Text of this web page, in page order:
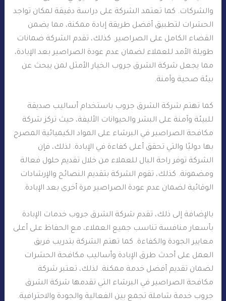
والشركات. كما تعتمد الشركة على دراسة دقيقة لمكان تواجد
الحشرات لتطبيق أفضل طريقة إبادة ممكنة، مما يضمن
القضاء الكامل على الصراصير. كذلك، تقدم الشركة ضمانات
طويلة الأمد للعملاء لضمان عدم عودة الصراصير بعد الإبادة،
مما يجعل شركة الشرق جروب الخيار الأمثل لمن يبحث عن
بيئة صحية وآمنة.
كما تهتم شركة الشرق جروب باستخدام أساليب صديقة
للبيئة وآمنة على البشر والحيوانات الأليفة، حيث تركز شركة
مكافحة الصراصير في البرشاء على المواد الكيميائية المصرح
بها دوليًا والتي تحقق أعلى كفاءة في الإبادة. لذلك، فإن
الشركة توفر راحة البال للعملاء من خلال تقديم حلول فعالة
ومضمونة. كذلك، تقوم الشركة بتقديم النصائح والإرشادات
الوقائية لضمان عدم عودة الصراصير مرة أخرى بعد الإبادة.
بالإضافة إلى ذلك، تقدم شركة الشرق جروب خدمات الإبادة
بأسعار منافسة تناسب جميع العملاء، مع الحفاظ على أعلى
معايير الجودة والكفاءة. كما تهتم الشركة بتدريب فريق
العمل على أحدث طرق الإبادة وأساليب مكافحة الحشرات
لضمان تقديم أفضل خدمة ممكنة. لذلك، تعتبر شركة
مكافحة الصراصير في البرشاء التي تقدمها شركة الشرق
جروب خدمة شاملة تجمع بين الفعالية والجودة والاحترافية.